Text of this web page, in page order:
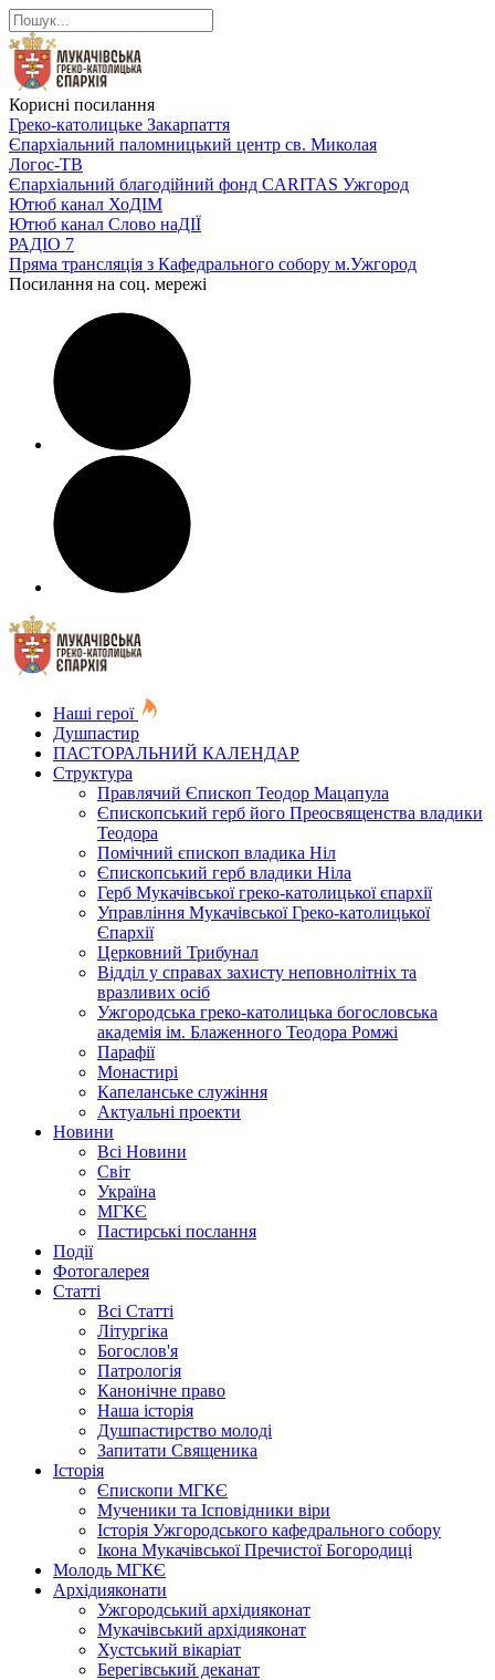
Корисні посилання
Греко-католицьке Закарпаття
Єпархіальний паломницький центр св. Миколая
Логос-ТВ
Єпархіальний благодійний фонд CARITAS Ужгород
Ютюб канал ХоДІМ
Ютюб канал Слово наДІЇ
РАДІО 7
Пряма трансляція з Кафедрального собору м.Ужгород
Посилання на соц. мережі
Наші герої
Душпастир
ПАСТОРАЛЬНИЙ КАЛЕНДАР
Структура
Правлячий Єпископ Теодор Мацапула
Єпископський герб його Преосвященства владики
Теодора
Помічний єпископ владика Ніл
Єпископський герб владики Ніла
Герб Мукачівської греко-католицької єпархії
Управління Мукачівської Греко-католицької
Єпархії
Церковний Трибунал
Відділ у справах захисту неповнолітніх та
вразливих осіб
Ужгородська греко-католицька богословська
академія ім. Блаженного Теодора Ромжі
Парафії
Монастирі
Капеланське служіння
Актуальні проекти
Новини
Всі Новини
Світ
Україна
МГКЄ
Пастирські послання
Події
Фотогалерея
Статті
Всі Статті
Літургіка
Богослов'я
Патрологія
Канонічне право
Наша історія
Душпастирство молоді
Запитати Священика
Історія
Єпископи МГКЄ
Мученики та Ісповідники віри
Історія Ужгородського кафедрального собору
Ікона Мукачівської Пречистої Богородиці
Молодь МГКЄ
Архідияконати
Ужгородський архідияконат
Мукачівський архідияконат
Хустський вікаріат
Берегівський деканат